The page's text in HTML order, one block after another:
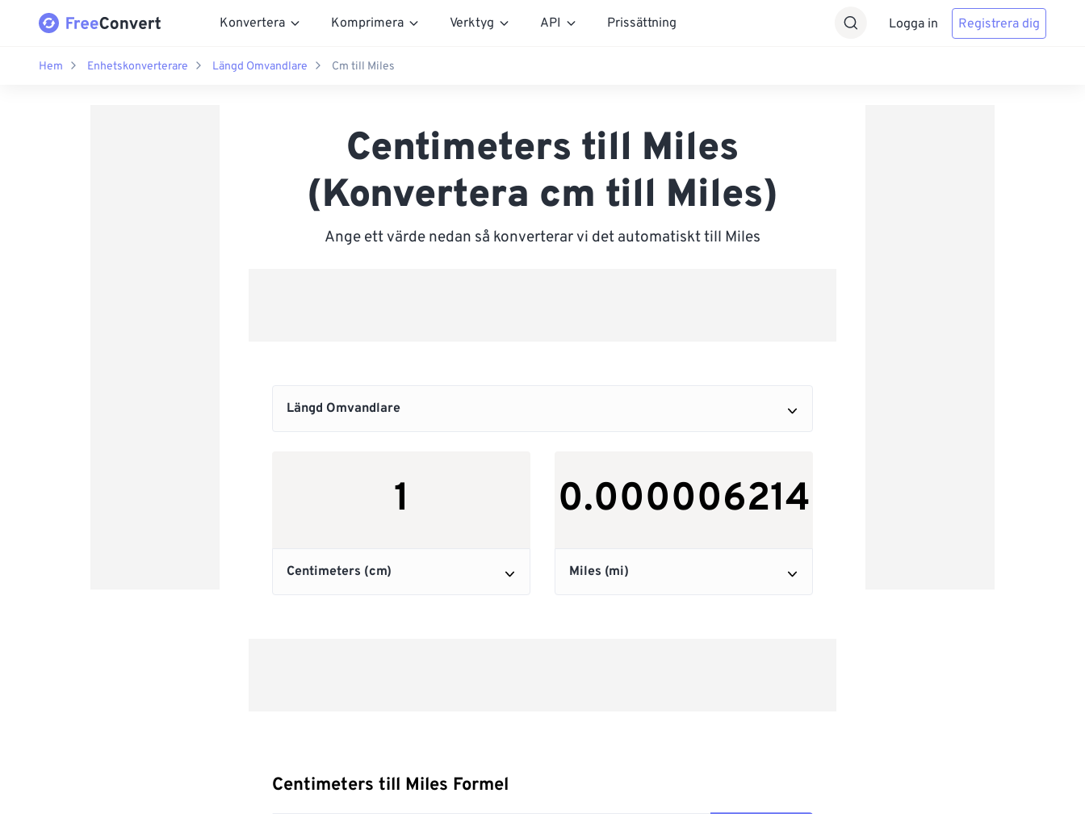
Konvertera Komprimera Verktyg API Prissättning Logga in Registrera dig
Hem Enhetskonverterare Längd Omvandlare Cm till Miles
Centimeters till Miles
(Konvertera cm till Miles)
Ange ett värde nedan så konverterar vi det automatiskt till Miles
Centimeters till Miles Formel